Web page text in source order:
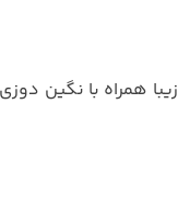
با نگین‌ دوزی،